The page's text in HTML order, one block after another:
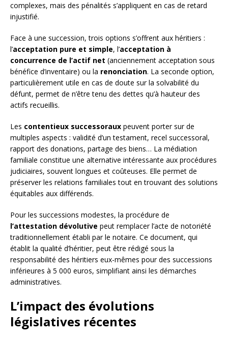
complexes, mais des pénalités s’appliquent en cas de retard
injustifié.
Face à une succession, trois options s’offrent aux héritiers :
l’acceptation pure et simple, l’acceptation à
concurrence de l’actif net (anciennement acceptation sous
bénéfice d’inventaire) ou la renonciation. La seconde option,
particulièrement utile en cas de doute sur la solvabilité du
défunt, permet de n’être tenu des dettes qu’à hauteur des
actifs recueillis.
Les contentieux successoraux peuvent porter sur de
multiples aspects : validité d’un testament, recel successoral,
rapport des donations, partage des biens… La médiation
familiale constitue une alternative intéressante aux procédures
judiciaires, souvent longues et coûteuses. Elle permet de
préserver les relations familiales tout en trouvant des solutions
équitables aux différends.
Pour les successions modestes, la procédure de
l’attestation dévolutive peut remplacer l’acte de notoriété
traditionnellement établi par le notaire. Ce document, qui
établit la qualité d’héritier, peut être rédigé sous la
responsabilité des héritiers eux-mêmes pour des successions
inférieures à 5 000 euros, simplifiant ainsi les démarches
administratives.
L’impact des évolutions
législatives récentes